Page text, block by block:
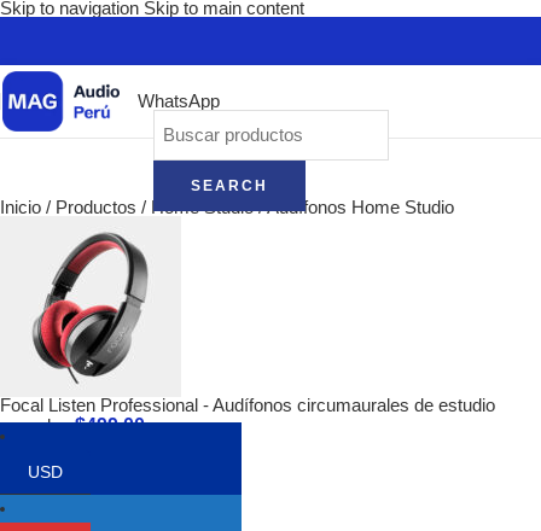
Skip to navigation Skip to main content
WhatsApp
SEARCH
Inicio / Productos / Home Studio/Audífonos Home Studio
Focal Listen Professional - Audífonos circumaurales de estudio
cerrados$499.00
Volver a los productos
USD